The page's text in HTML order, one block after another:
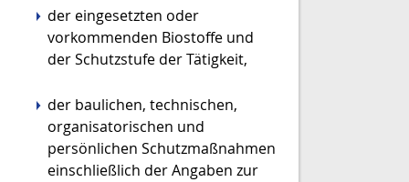
der eingesetzten oder
vorkommenden Biostoffe und
der Schutzstufe der Tätigkeit,
der baulichen, technischen,
organisatorischen und
persönlichen Schutzmaßnahmen
einschließlich der Angaben zur